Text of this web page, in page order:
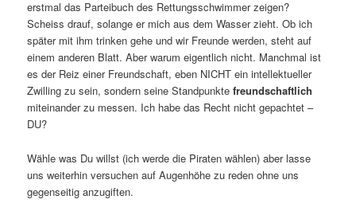
erstmal das Parteibuch des Rettungsschwimmer zeigen?
Scheiss drauf, solange er mich aus dem Wasser zieht. Ob ich
später mit ihm trinken gehe und wir Freunde werden, steht auf
einem anderen Blatt. Aber warum eigentlich nicht. Manchmal ist
es der Reiz einer Freundschaft, eben NICHT ein intellektueller
Zwilling zu sein, sondern seine Standpunktefreundschaftlich
miteinander zu messen. Ich habe das Recht nicht gepachtet –
DU?
Wähle was Du willst (ich werde die Piraten wählen) aber lasse
uns weiterhin versuchen auf Augenhöhe zu reden ohne uns
gegenseitig anzugiften.